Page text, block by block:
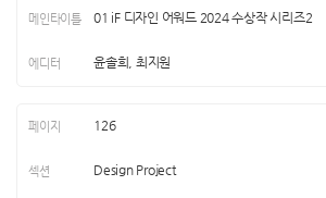
01 iF 디자인 어워드 2024 수상작 시리즈2
윤솔희, 최지원
126
Design Project